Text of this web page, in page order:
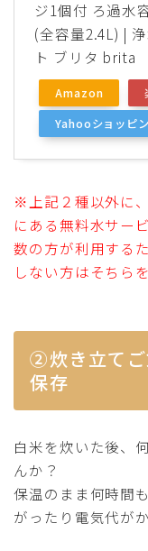
ジ1個付 ろ過水
(全容量2.4L) |
ト ブリタ brita
Amazon
Yahooショッピ
※上記２種以外に
にある無料水サー
数の方が利用する
しない方はそちら
②炊き立てご
保存
白米を炊いた後、
んか？
保温のまま何時間
がったり電気代が